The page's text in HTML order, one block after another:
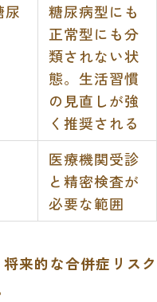
尿
糖尿病型にも
正常型にも分
類されない状
態。生活習慣
の見直しが強
く推奨される
医療機関受診
と精密検査が
必要な範囲
将来的な合併症リスク